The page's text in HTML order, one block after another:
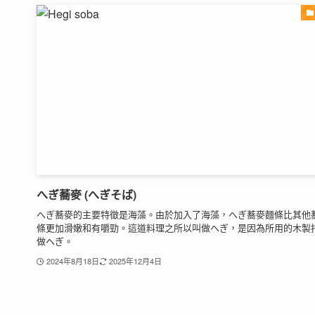
へぎ蕎麥 (へぎそば)
へぎ蕎麥的主要特徵是海藻。由於加入了海藻，へぎ蕎麥麵條比其他
條更加滑嫩和有嚼勁。這道料理之所以叫做へぎ，是因為所用的木製
做へぎ。
2024年8月18日 2025年12月4日